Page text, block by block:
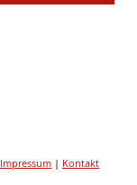
Impressum | Kontakt